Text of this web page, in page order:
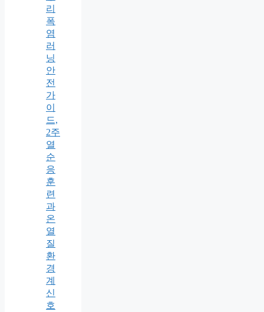
리
폭
염
러
닝
안
전
가
이
드,
2주
열
순
응
훈
련
과
온
열
질
환
경
계
신
호